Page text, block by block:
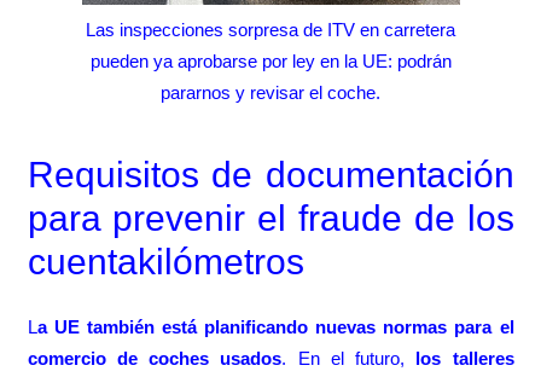
Las inspecciones sorpresa de ITV en carretera
pueden ya aprobarse por ley en la UE: podrán
pararnos y revisar el coche.
Requisitos de documentación
para prevenir el fraude de los
cuentakilómetros
La UE también está planificando nuevas normas para el
comercio de coches usados. En el futuro, los talleres